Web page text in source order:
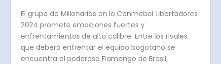
El grupo de Millonarios en la Conmebol Libertadores
2024 promete emociones fuertes y
enfrentamientos de alto calibre. Entre los rivales
que deberá enfrentar el equipo bogotano se
encuentra el poderoso Flamengo de Brasil,